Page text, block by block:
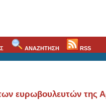
ΑΝΑΖΗΤΗΣΗ RSS
ευρωβουλευτών της